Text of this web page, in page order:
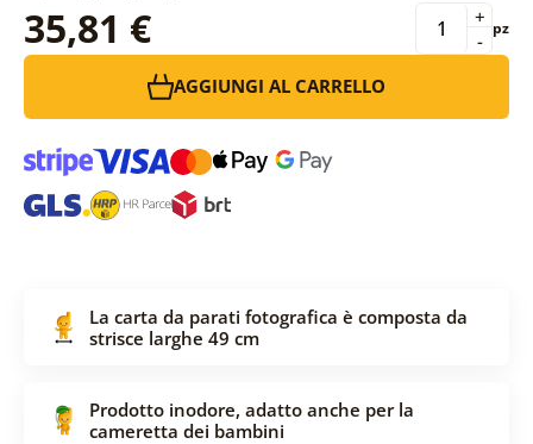
35,81 € -
+ pz
AGGIUNGI AL CARRELLO
La carta da parati fotografica è composta da
strisce larghe 49 cm
Prodotto inodore, adatto anche per la
cameretta dei bambini